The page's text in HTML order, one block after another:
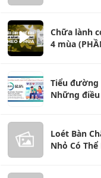
Chữa lành
4 mùa
Tiểu đường
Những
Loét Bàn
Nhỏ Có